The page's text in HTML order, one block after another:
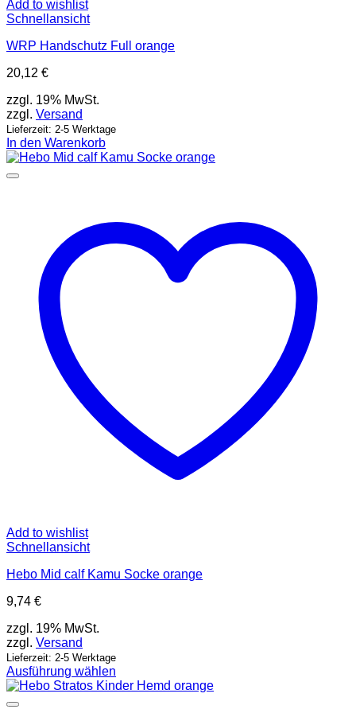
Add to wishlist
Schnellansicht
WRP Handschutz Full orange
20,12 €
zzgl. 19% MwSt.
zzgl. Versand
Lieferzeit: 2-5 Werktage
In den Warenkorb
Add to wishlist
Schnellansicht
Hebo Mid calf Kamu Socke orange
9,74 €
zzgl. 19% MwSt.
zzgl. Versand
Lieferzeit: 2-5 Werktage
Ausführung wählen
Dieses
Produkt